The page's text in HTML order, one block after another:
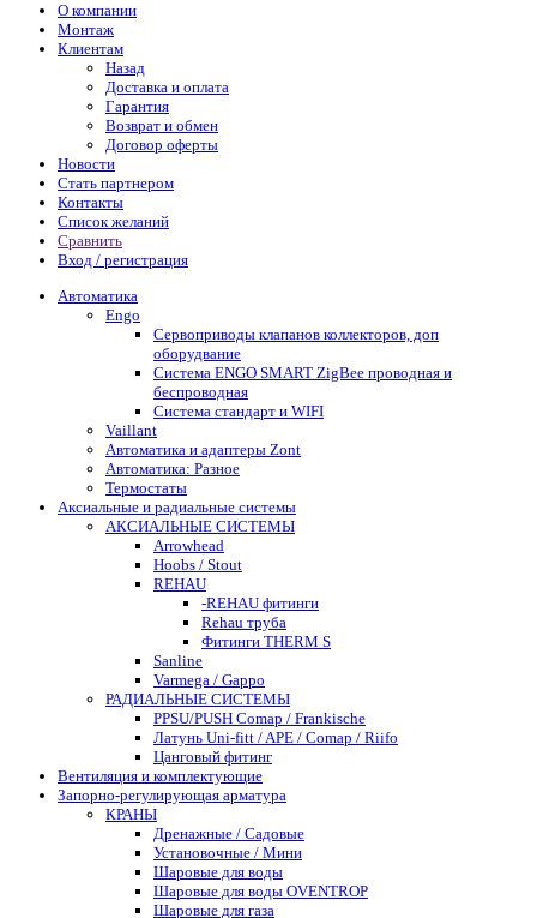
О компании
Монтаж
Клиентам
Назад
Доставка и оплата
Гарантия
Возврат и обмен
Договор оферты
Новости
Стать партнером
Контакты
Список желаний
Сравнить
Вход / регистрация
Автоматика
Engo
Сервоприводы клапанов коллекторов, доп
оборудвание
Система ENGO SMART ZigBee проводная и
беспроводная
Система стандарт и WIFI
Vaillant
Автоматика и адаптеры Zont
Автоматика: Разное
Термостаты
Аксиальные и радиальные системы
АКСИАЛЬНЫЕ СИСТЕМЫ
Arrowhead
Hoobs / Stout
REHAU
-REHAU фитинги
Rehau труба
Фитинги THERM S
Sanline
Varmega / Gappo
РАДИАЛЬНЫЕ СИСТЕМЫ
PPSU/PUSH Comap / Frankische
Латунь Uni-fitt / APE / Comap / Riifo
Цанговый фитинг
Вентиляция и комплектующие
Запорно-регулирующая арматура
КРАНЫ
Дренажные / Садовые
Установочные / Мини
Шаровые для воды
Шаровые для воды OVENTROP
Шаровые для газа